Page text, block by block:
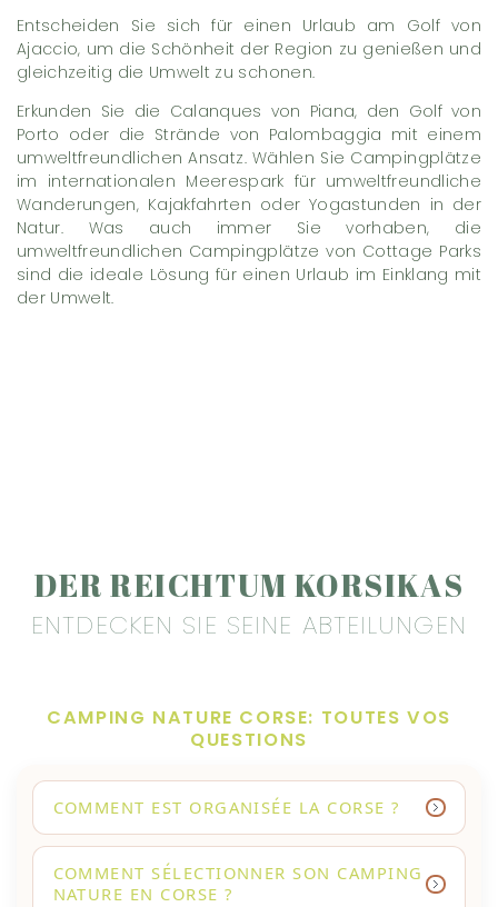
Entscheiden Sie sich für einen Urlaub am Golf von
Ajaccio, um die Schönheit der Region zu genießen und
gleichzeitig die Umwelt zu schonen.
Erkunden Sie die Calanques von Piana, den Golf von
Porto oder die Strände von Palombaggia mit einem
umweltfreundlichen Ansatz. Wählen Sie Campingplätze
im internationalen Meerespark für umweltfreundliche
Wanderungen, Kajakfahrten oder Yogastunden in der
Natur. Was auch immer Sie vorhaben, die
umweltfreundlichen Campingplätze von Cottage Parks
sind die ideale Lösung für einen Urlaub im Einklang mit
der Umwelt.
DER REICHTUM KORSIKAS
ENTDECKEN SIE SEINE ABTEILUNGEN
CAMPING NATURE CORSE: TOUTES VOS
QUESTIONS
COMMENT EST ORGANISÉE LA CORSE ?
COMMENT SÉLECTIONNER SON CAMPING
NATURE EN CORSE ?